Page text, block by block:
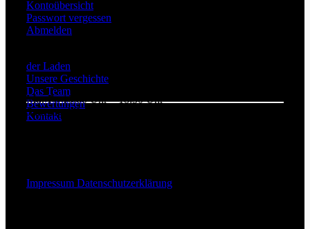
Kontoübersicht
Passwort vergessen
Abmelden
der Laden
Unsere Geschichte
Das Team
Bewertungen
Kontakt
Mo.-Fr. 10:00 Uhr – 18:30 Uhr
Samstags 10:00 Uhr – 15:00 Uhr
Impressum Datenschutzerklärung